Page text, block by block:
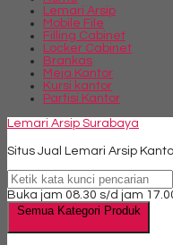
Lemari Arsip
Mobile File
Filling Cabinet
Locker Cabinet
Brankas
Meja Kantor
Kursi kantor
Partisi Kantor
Lemari Arsip Surabaya
Situs Jual Lemari Arsip
Buka jam 08.30 s/d jam
Semua Kategori Produk